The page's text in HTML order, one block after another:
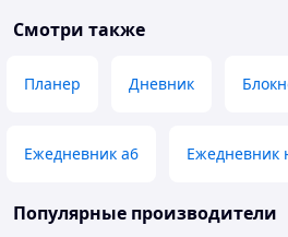
Смотри также
Планер Дневник
Ежедневник а6 Ежедневник
Популярные производители